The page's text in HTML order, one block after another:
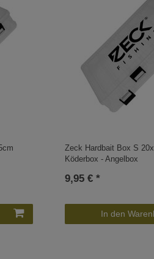
Zeck Hardbait Box S
Köderbox - Angelbox
9,95 € *
In den